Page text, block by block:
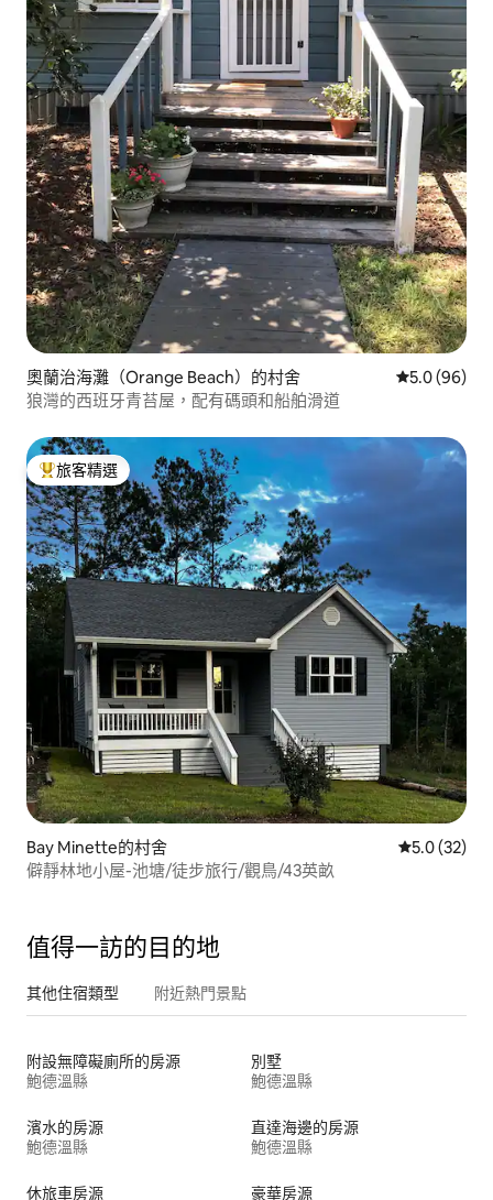
奧蘭治海灘（Orange Beach）的村舍 從 96 則評
5.0 (96)
狼灣的西班牙青苔屋，配有碼頭和船舶滑道
旅客精選榜首
旅客精選
Bay Minette的村舍 從 32 則評
5.0 (32)
僻靜林地小屋-池塘/徒步旅行/觀鳥/43英畝
值得一訪的目的地
其他住宿類型 附近熱門景點
附設無障礙廁所的房源
鮑德溫縣
別墅
鮑德溫縣
濱水的房源
鮑德溫縣
直達海邊的房源
鮑德溫縣
休旅車房源
豪華房源